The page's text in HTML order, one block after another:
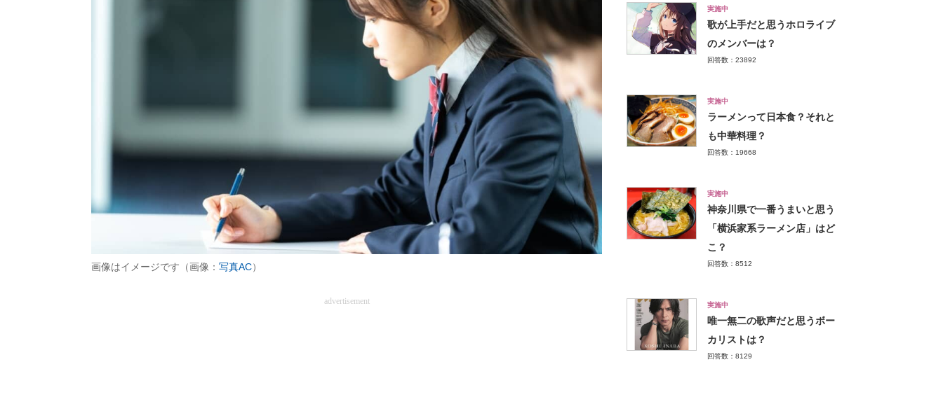
画像はイメージです（画像： 写真AC）
advertisement
実施中
歌が上手だと思うホロライブ
のメンバーは？
回答数：23892
実施中
ラーメンって日本食？それと
も中華料理？
回答数：19668
実施中
神奈川県で一番うまいと思う
「横浜家系ラーメン店」はど
こ？
回答数：8512
実施中
唯一無二の歌声だと思うボー
カリストは？
回答数：8129